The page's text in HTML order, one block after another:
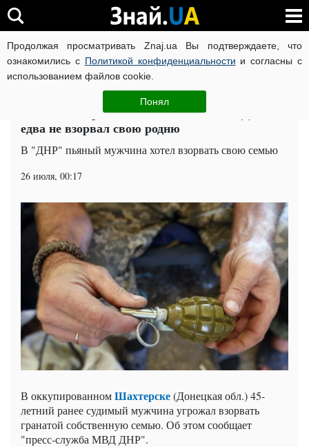
Продолжая просматривать Znaj.ua Вы подтверждаете, что
ознакомились с Политикой конфиденциальности и согласны с
использованием файлов cookie.
Понял
ВОЙНА РОССИИ ПРОТИВ УКРАИНЫ КОРОНАВИРУС В
Общество ЧИТАТИ УКРАЇНСЬКОЮ
Обезьяна с гранатой: пьяный боевик "ДНР"
едва не взорвал свою родню
В "ДНР" пьяный мужчина хотел взорвать свою семью
26 июля, 00:17
В оккупированномШахтерске(Донецкая обл.) 45-
летний ранее судимый мужчина угрожал взорвать
гранатой собственную семью. Об этом сообщает
"пресс-служба МВД ДНР".